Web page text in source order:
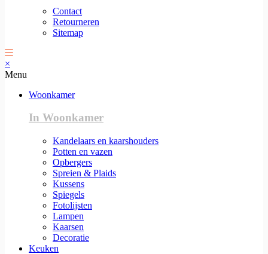
Contact
Retourneren
Sitemap
×
Menu
Woonkamer
In Woonkamer
Kandelaars en kaarshouders
Potten en vazen
Opbergers
Spreien & Plaids
Kussens
Spiegels
Fotolijsten
Lampen
Kaarsen
Decoratie
Keuken